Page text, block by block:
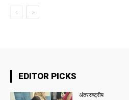
EDITOR PICKS
अंतरराष्ट्रीय